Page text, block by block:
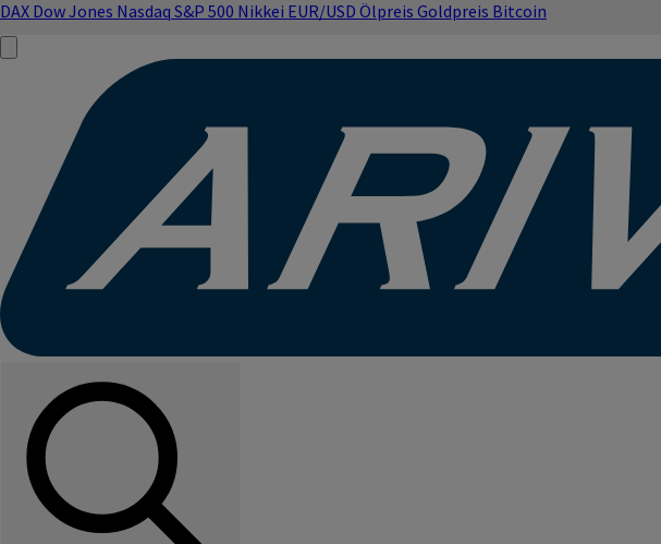
DAX Dow Jones Nasdaq S&P 500 Nikkei EUR/USD Ölpreis Goldpreis Bitcoin